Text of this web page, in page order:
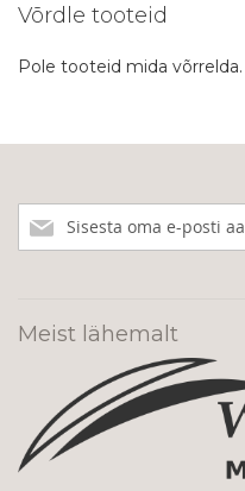
Võrdle tooteid
Pole tooteid mida võrrelda.
meie
Meist lähemalt